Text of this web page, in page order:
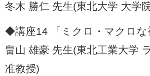
冬木 勝仁 先生(東北大学 大学
◆講座14 「ミクロ・マクロな
畠山 雄豪 先生(東北工業大学
准教授)